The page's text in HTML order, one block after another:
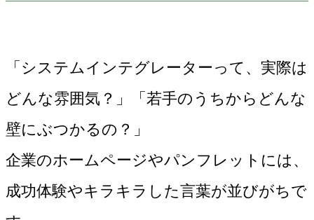
「システムインテグレーターって、実際は
どんな雰囲気？」「若手のうちからどんな
壁にぶつかるの？」
企業のホームページやパンフレットには、
成功体験やキラキラした言葉が並びがちで